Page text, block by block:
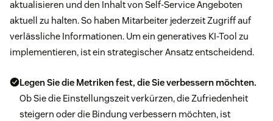
aktualisieren und den Inhalt von Self-Service Angeboten
aktuell zu halten. So haben Mitarbeiter jederzeit Zugriff auf
verlässliche Informationen. Um ein generatives KI-Tool zu
implementieren, ist ein strategischer Ansatz entscheidend.
Legen Sie die Metriken fest, die Sie verbessern möchten.
Ob Sie die Einstellungszeit verkürzen, die Zufriedenheit
steigern oder die Bindung verbessern möchten, ist